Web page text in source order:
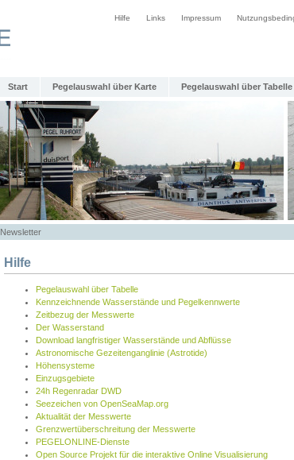
Hilfe Links Impressum
Start Pegelauswahl über Karte Pegelauswahl über Tabelle
Newsletter
Hilfe
Pegelauswahl über Tabelle
Kennzeichnende Wasserstände und Pegelkennwerte
Zeitbezug der Messwerte
Der Wasserstand
Download langfristiger Wasserstände und Abflüsse
Astronomische Gezeitenganglinie (Astrotide)
Höhensysteme
Einzugsgebiete
24h Regenradar DWD
Seezeichen von OpenSeaMap.org
Aktualität der Messwerte
Grenzwertüberschreitung der Messwerte
PEGELONLINE-Dienste
Open Source Projekt für die interaktive Online Visualisierung